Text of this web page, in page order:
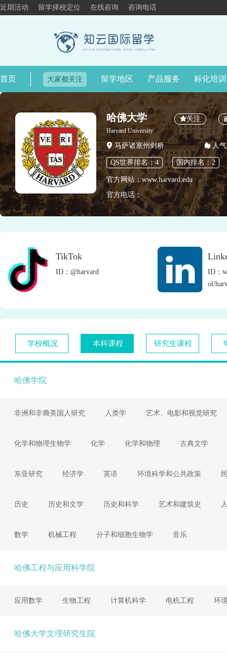
近期活动 留学择校定位 在线咨询 咨询电话
首页 大家都关注 留学地区 产品服务 标化培训
哈佛大学 关注
Harvard University
马萨诸塞州剑桥 人
QS世界排名：4 国内排名：2
官方网站：www.harvard.edu
官方电话：
TikTok
ID：@harvard
ID：
ol/
学校概况 本科课程 研究生课程
哈佛学院
非洲和非裔美国人研究 人类学 艺术、电影和视觉研究
化学和物理生物学 化学 化学和物理 古典文学
东亚研究 经济学 英语 环境科学和公共政策
历史 历史和文学 历史和科学 艺术和建筑史
数学 机械工程 分子和细胞生物学 音乐
哈佛工程与应用科学院
应用数学 生物工程 计算机科学 电机工程 环
哈佛大学文理研究生院